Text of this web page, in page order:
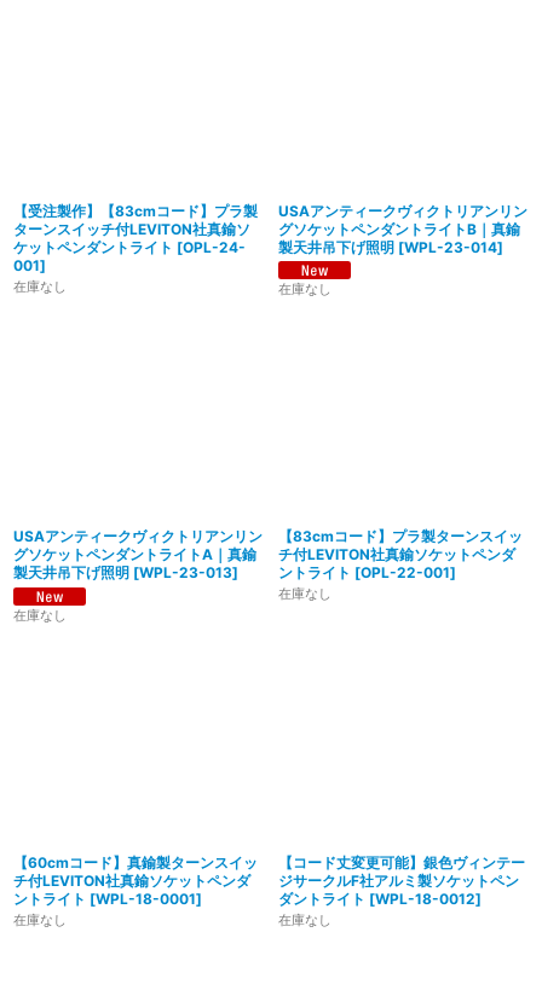
【受注製作】【83cmコード】プラ製
ターンスイッチ付LEVITON社真鍮ソ
ケットペンダントライト [OPL-24-
001]
在庫なし
USAアンティークヴィクトリアンリン
グソケットペンダントライトB｜真鍮
製天井吊下げ照明 [WPL-23-014]
在庫なし
USAアンティークヴィクトリアンリン
グソケットペンダントライトA｜真鍮
製天井吊下げ照明 [WPL-23-013]
在庫なし
【83cmコード】プラ製ターンスイッ
チ付LEVITON社真鍮ソケットペンダ
ントライト [OPL-22-001]
在庫なし
【60cmコード】真鍮製ターンスイッ
チ付LEVITON社真鍮ソケットペンダ
ントライト [WPL-18-0001]
在庫なし
【コード丈変更可能】銀色ヴィンテー
ジサークルF社アルミ製ソケットペン
ダントライト [WPL-18-0012]
在庫なし